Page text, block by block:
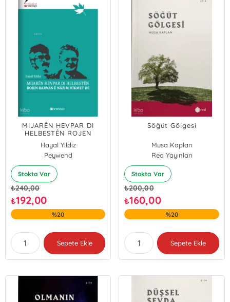
MIJARÊN HEVPAR DI
HELBESTÊN ROJEN
BARNAS Û NÂZIM HİKMET
DE
Hayal Yıldız
Peywend
Stokta Var
₺240,00
₺192,00
%20
Sepete Ekle
Söğüt Gölgesi
Musa Kaplan
Red Yayınları
Stokta Var
₺200,00
₺160,00
%20
Sepete Ekle